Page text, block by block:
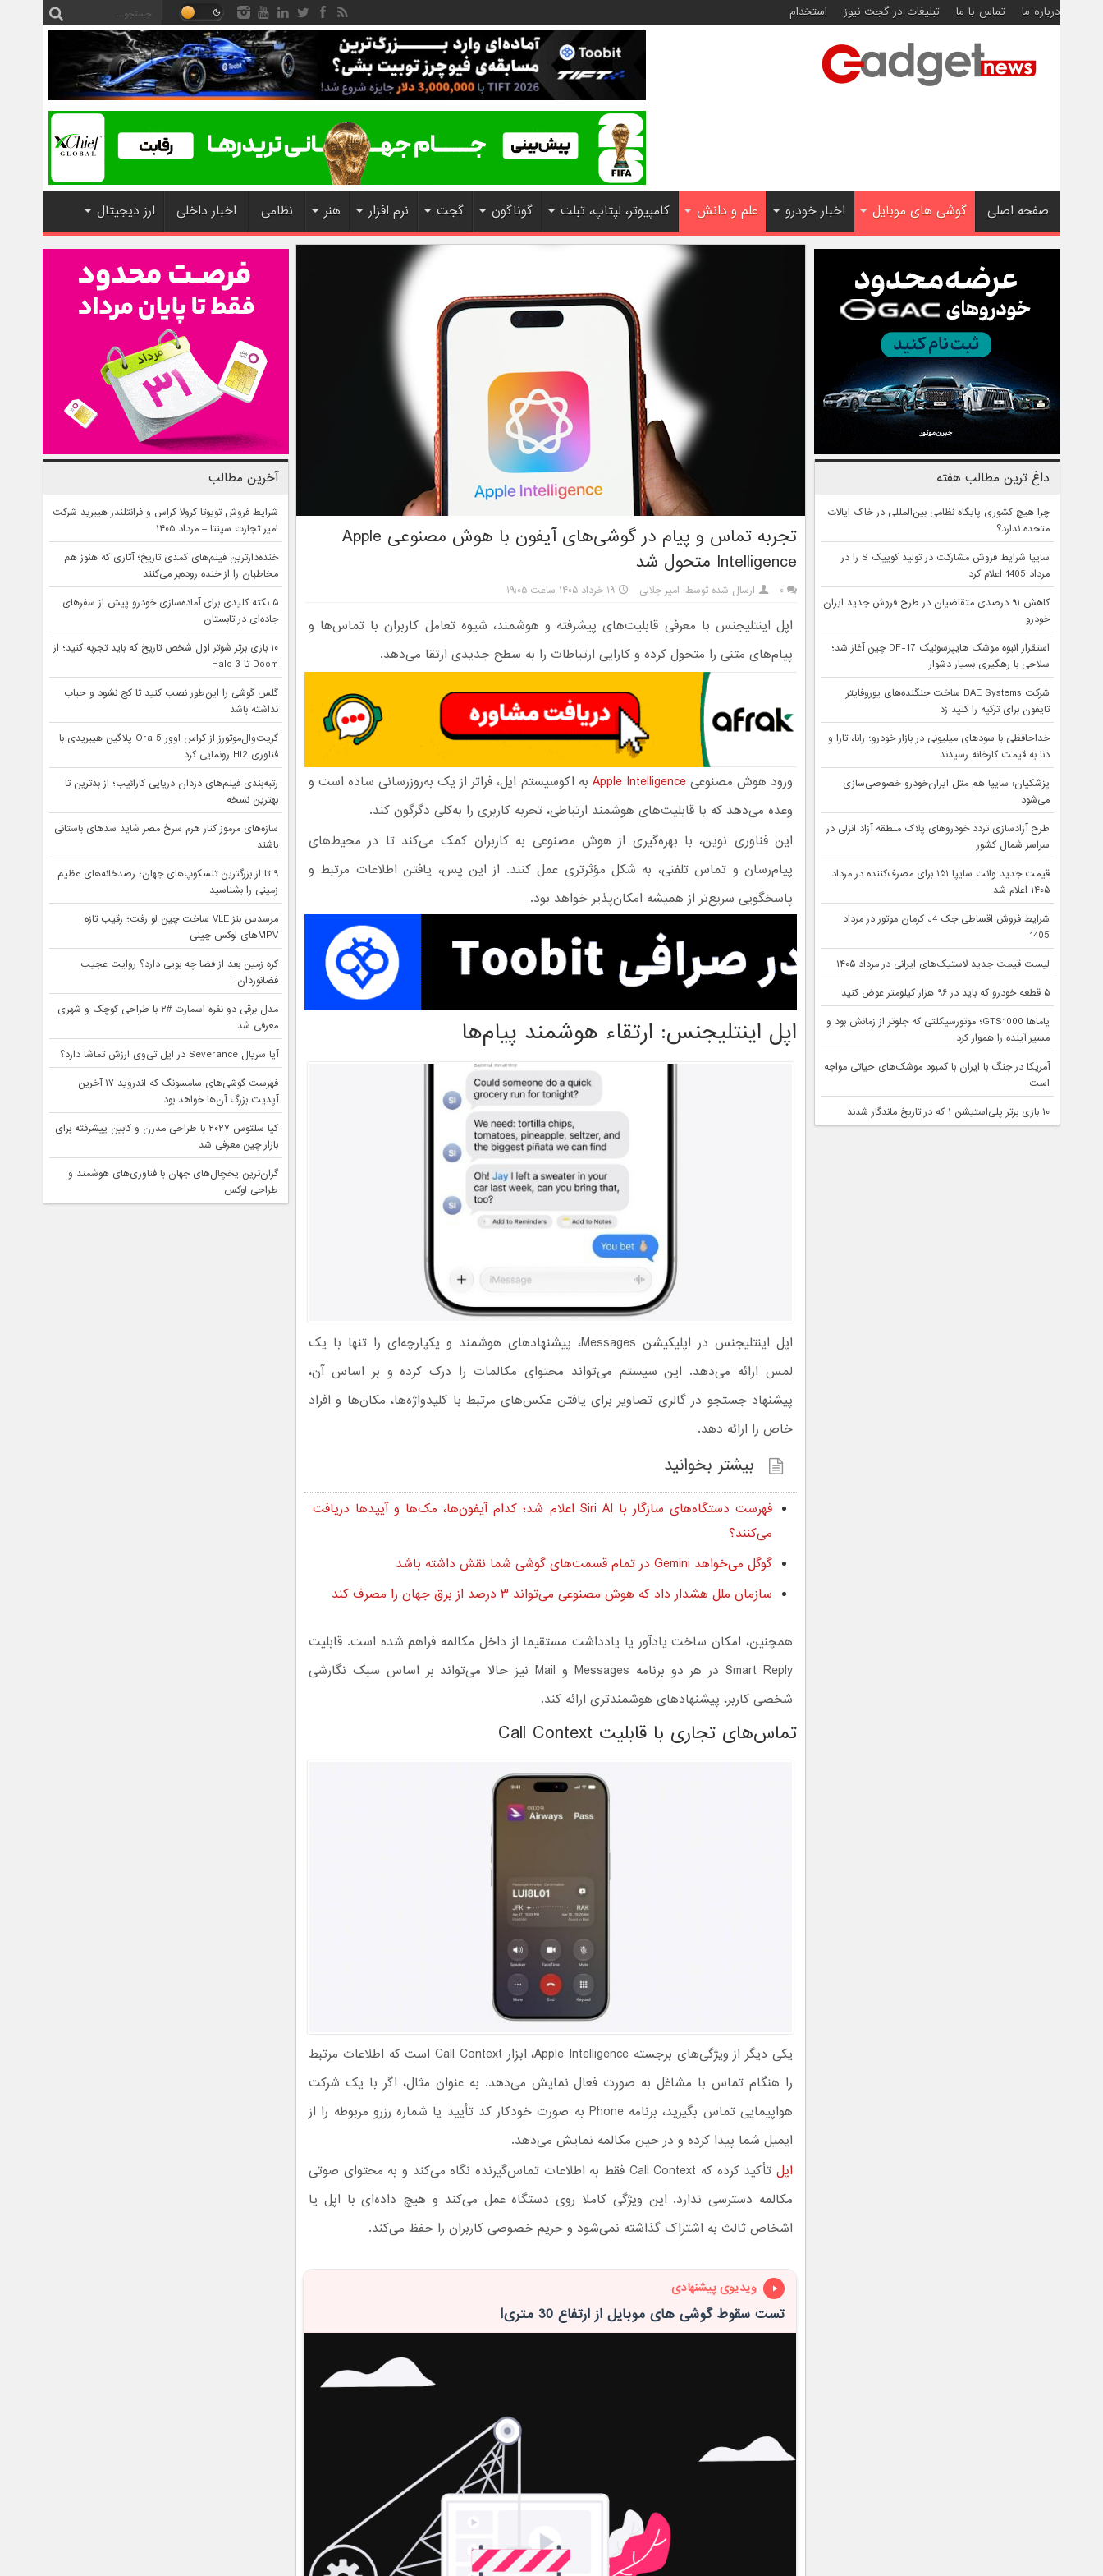
درباره ما تماس با ما تبلیغات در گجت نیوز استخدام
صفحه اصلی گوشی های موبایل اخبار خودرو علم و دانش کامپیوتر، لپتاپ، تبلت گوناگون گجت نرم افزار هنر نظامی اخبار داخلی ارز دیجیتال
تجربه تماس و پیام در گوشی‌های آیفون با هوش مصنوعی Apple
Intelligence متحول شد
۰ ارسال شده توسط: امیر جلالی ۱۹ خرداد ۱۴۰۵ ساعت ۱۹:۰۵
اپل اینتلیجنس با معرفی قابلیت‌های پیشرفته و هوشمند، شیوه تعامل کاربران با تماس‌ها و
پیام‌های متنی را متحول کرده و کارایی ارتباطات را به سطح جدیدی ارتقا می‌دهد.
ورود هوش مصنوعیApple Intelligence به اکوسیستم اپل، فراتر از یک به‌روزرسانی ساده است و
وعده می‌دهد که با قابلیت‌های هوشمند ارتباطی، تجربه کاربری را به‌کلی دگرگون کند.
این فناوری نوین، با بهره‌گیری از هوش مصنوعی به کاربران کمک می‌کند تا در محیط‌های
پیام‌رسان و تماس تلفنی، به شکل مؤثرتری عمل کنند. از این پس، یافتن اطلاعات مرتبط و
پاسخگویی سریع‌تر از همیشه امکان‌پذیر خواهد بود.
اپل اینتلیجنس: ارتقاء هوشمند پیام‌ها
اپل اینتلیجنس در اپلیکیشن Messages، پیشنهادهای هوشمند و یکپارچه‌ای را تنها با یک
لمس ارائه می‌دهد. این سیستم می‌تواند محتوای مکالمات را درک کرده و بر اساس آن،
پیشنهاد جستجو در گالری تصاویر برای یافتن عکس‌های مرتبط با کلیدواژه‌ها، مکان‌ها و افراد
خاص را ارائه دهد.
بیشتر بخوانید
فهرست دستگاه‌های سازگار با Siri AI اعلام شد؛ کدام آیفون‌ها، مک‌ها و آیپدها دریافت
می‌کنند؟
گوگل می‌خواهد Gemini در تمام قسمت‌های گوشی شما نقش داشته باشد
سازمان ملل هشدار داد که هوش مصنوعی می‌تواند ۳ درصد از برق جهان را مصرف کند
همچنین، امکان ساخت یادآور یا یادداشت مستقیما از داخل مکالمه فراهم شده است. قابلیت
Smart Reply در هر دو برنامه Messages و Mail نیز حالا می‌تواند بر اساس سبک نگارشی
شخصی کاربر، پیشنهادهای هوشمندتری ارائه کند.
تماس‌های تجاری با قابلیت Call Context
یکی دیگر از ویژگی‌های برجسته Apple Intelligence، ابزار Call Context است که اطلاعات مرتبط
را هنگام تماس با مشاغل به صورت فعال نمایش می‌دهد. به عنوان مثال، اگر با یک شرکت
هواپیمایی تماس بگیرید، برنامه Phone به صورت خودکار کد تأیید یا شماره رزرو مربوطه را از
ایمیل شما پیدا کرده و در حین مکالمه نمایش می‌دهد.
اپل
تأکید کرده که Call Context فقط به اطلاعات تماس‌گیرنده نگاه می‌کند و به محتوای صوتی
مکالمه دسترسی ندارد. این ویژگی کاملا روی دستگاه عمل می‌کند و هیچ داده‌ای با اپل یا
اشخاص ثالث به اشتراک گذاشته نمی‌شود و حریم خصوصی کاربران را حفظ می‌کند.
ویدیوی پیشنهادی
تست سقوط گوشی های موبایل از ارتفاع 30 متری!
داغ ترین مطالب هفته
چرا هیچ کشوری پایگاه نظامی بین‌المللی در خاک ایالات
متحده ندارد؟
سایپا شرایط فروش مشارکت در تولید کوییک S را در
مرداد 1405 اعلام کرد
کاهش ۹۱ درصدی متقاضیان در طرح فروش جدید ایران
خودرو
استقرار انبوه موشک هایپرسونیک DF-17 چین آغاز شد؛
سلاحی با رهگیری بسیار دشوار
شرکت BAE Systems ساخت جنگنده‌های یوروفایتر
تایفون برای ترکیه را کلید زد
خداحافظی با سودهای میلیونی در بازار خودرو؛ رانا، تارا و
دنا به قیمت کارخانه رسیدند
پزشکیان: سایپا هم مثل ایران‌خودرو خصوصی‌سازی
می‌شود
طرح آزادسازی تردد خودروهای پلاک منطقه آزاد انزلی در
سراسر شمال کشور
قیمت جدید وانت سایپا ۱۵۱ برای مصرف‌کننده در مرداد
۱۴۰۵ اعلام شد
شرایط فروش اقساطی جک J4 کرمان موتور در مرداد
1405
لیست قیمت جدید لاستیک‌های ایرانی در مرداد ۱۴۰۵
۵ قطعه خودرو که باید در ۹۶ هزار کیلومتر عوض کنید
یاماها GTS1000؛ موتورسیکلتی که جلوتر از زمانش بود و
مسیر آینده را هموار کرد
آمریکا در جنگ با ایران با کمبود موشک‌های حیاتی مواجه
است
۱۰ بازی برتر پلی‌استیشن ۱ که در تاریخ ماندگار شدند
آخرین مطالب
شرایط فروش تویوتا کرولا کراس و فرانتلندر هیبرید شرکت
امیر تجارت سپنتا – مرداد ۱۴۰۵
خنده‌دارترین فیلم‌های کمدی تاریخ؛ آثاری که هنوز هم
مخاطبان را از خنده روده‌بر می‌کنند
۵ نکته کلیدی برای آماده‌سازی خودرو پیش از سفرهای
جاده‌ای در تابستان
۱۰ بازی برتر شوتر اول شخص تاریخ که باید تجربه کنید؛ از
Doom تا Halo 3
گلس گوشی را این‌طور نصب کنید تا کج نشود و حباب
نداشته باشد
گریت‌وال‌موتورز از کراس اوور Ora 5 پلاگین هیبریدی با
فناوری Hi2 رونمایی کرد
رتبه‌بندی فیلم‌های دزدان دریایی کارائیب؛ از بدترین تا
بهترین نسخه
سازه‌های مرموز کنار هرم سرخ مصر شاید سدهای باستانی
باشند
۹ تا از بزرگترین تلسکوپ‌های جهان؛ رصدخانه‌های عظیم
زمینی را بشناسید
مرسدس بنز VLE ساخت چین لو رفت؛ رقیب تازه
MPVهای لوکس چینی
کره زمین بعد از فضا چه بویی دارد؟ روایت عجیب
فضانوردان!
مدل برقی دو نفره اسمارت #۲ با طراحی کوچک و شهری
معرفی شد
آیا سریال Severance در اپل تی‌وی ارزش تماشا دارد؟
فهرست گوشی‌های سامسونگ که اندروید ۱۷ آخرین
آپدیت بزرگ آن‌ها خواهد بود
کیا سلتوس ۲۰۲۷ با طراحی مدرن و کابین پیشرفته برای
بازار چین معرفی شد
گران‌ترین یخچال‌های جهان با فناوری‌های هوشمند و
طراحی لوکس